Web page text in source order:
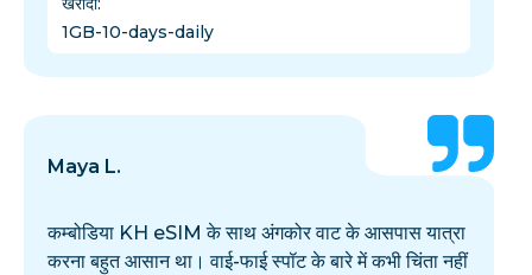
1GB-10-days-daily
Maya L.
कम्बोडिया KH eSIM के साथ अंगकोर वाट के आसपास यात्रा
करना बहुत आसान था। वाई-फाई स्पॉट के बारे में कभी चिंता नहीं